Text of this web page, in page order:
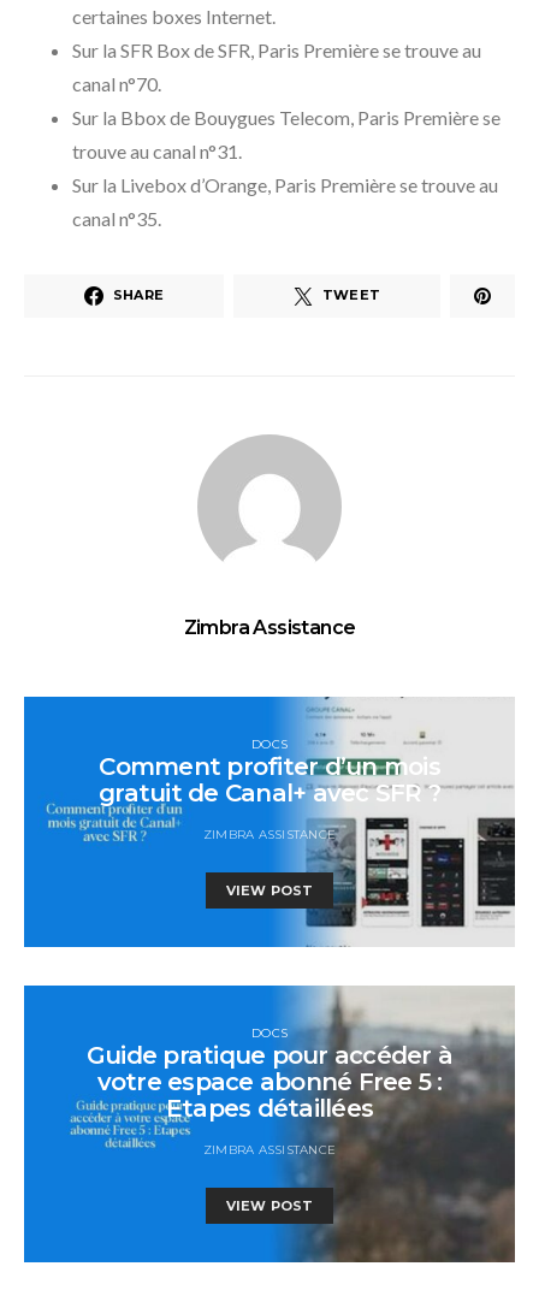
certaines boxes Internet.
Sur la SFR Box de SFR, Paris Première se trouve au
canal n°70.
Sur la Bbox de Bouygues Telecom, Paris Première se
trouve au canal n°31.
Sur la Livebox d’Orange, Paris Première se trouve au
canal n°35.
SHARE TWEET
Zimbra Assistance
DOCS
Comment profiter d’un mois
gratuit de Canal+ avec SFR ?
ZIMBRA ASSISTANCE
VIEW POST
DOCS
Guide pratique pour accéder à
votre espace abonné Free 5 :
Etapes détaillées
ZIMBRA ASSISTANCE
VIEW POST